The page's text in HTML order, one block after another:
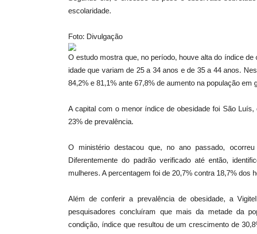
escolaridade.
Foto: Divulgação
O estudo mostra que, no período, houve alta do índice
idade que variam de 25 a 34 anos e de 35 a 44 anos.
84,2% e 81,1% ante 67,8% de aumento na população em
A capital com o menor índice de obesidade foi São
23% de prevalência.
O ministério destacou que, no ano passado,
Diferentemente do padrão verificado até então,
mulheres. A percentagem foi de 20,7% contra 18,7% dos
Além de conferir a prevalência de obesidade, a
pesquisadores concluíram que mais da metade da
condição, índice que resultou de um crescimento de